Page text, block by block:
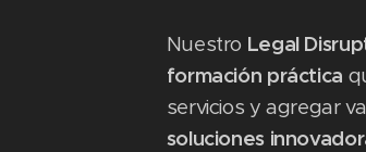
Nuestro Legal
formación práctica
servicios y agregar
soluciones